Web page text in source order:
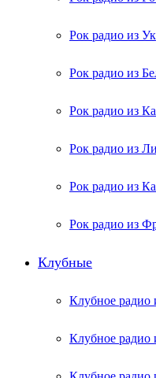
Рок радио из
Рок радио из
Рок радио из
Рок радио из
Рок радио из
Рок радио из
Клубные
Клубное радио
Клубное радио